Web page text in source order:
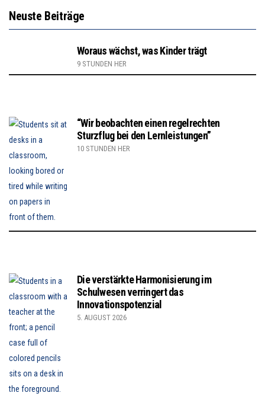
Neuste Beiträge
Woraus wächst, was Kinder trägt
9 STUNDEN HER
“Wir beobachten einen regelrechten
Sturzflug bei den Lernleistungen”
10 STUNDEN HER
Die verstärkte Harmonisierung im
Schulwesen verringert das
Innovationspotenzial
5. AUGUST 2026